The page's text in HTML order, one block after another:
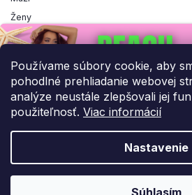
Používame súbory cookie, aby
pohodlné prehliadanie webovej
analýze neustále zlepšovali jej
použiteľnosť. Viac informácií
Nastavenie
Súhlasím
Ženy
Výpredaj
Vytvoril
Copyright 2026ENEMIQ.SK.
UPLATNIŤ